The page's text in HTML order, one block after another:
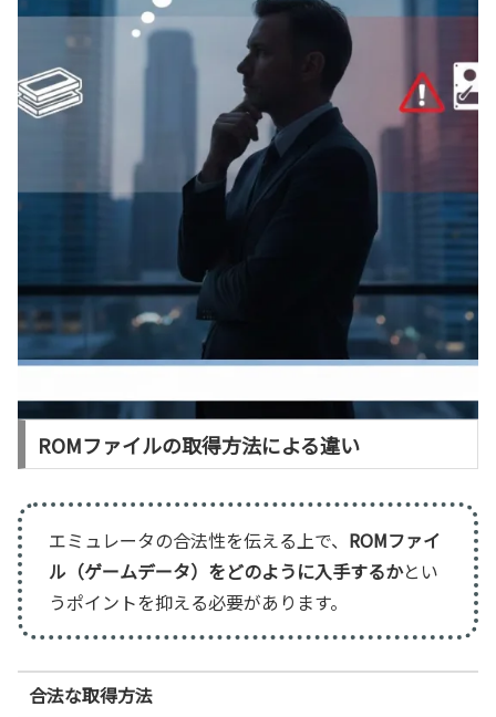
ROMファイルの取得方法による違い
エミュレータの合法性を伝える上で、 ROMファイ
ル（ゲームデータ）をどのように入手するかとい
うポイントを抑える必要があります。
合法な取得方法